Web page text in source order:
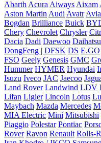
Abarth Acura Aiways Aixam
Aston Martin Audi Avatr Avia
Bogdan Brilliance Buick
Chery Chevrolet Chrysler
Dacia Dadi Daewoo Daihatsu
DongFeng | DFSK DS E.GO
FSO Geely Genesis GMC
Hummer HYMER Hyundai
Isuzu Iveco JAC Jaecoo
Land Rover Landwind LDV
Lifan Ligier Lincoln Lotus
Maybach Mazda Mercedes
MIA Electric Mini Mitsubishi
Piaggio Polestar Pontiac
Rover Ravon Renault Rolls-